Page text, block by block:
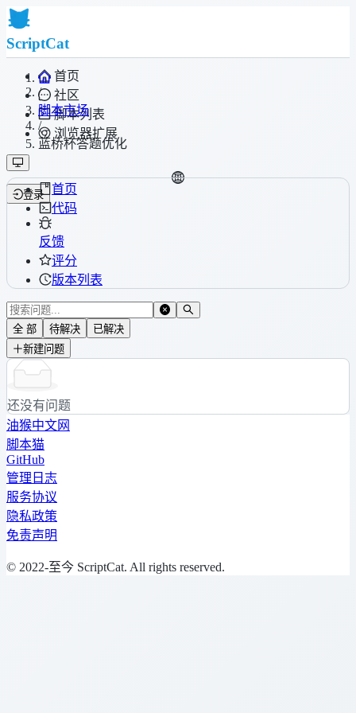
ScriptCat
首页
社区
脚本列表
浏览器扩展
登录
/
脚本市场
/
蓝桥杯答题优化
首页
代码
反馈
评分
版本列表
全 部 待解决
已解决
新建问题
还没有问题
油猴中文网
脚本猫
GitHub
管理日志
服务协议
隐私政策
免责声明
© 2022-至今 ScriptCat. All rights reserved.